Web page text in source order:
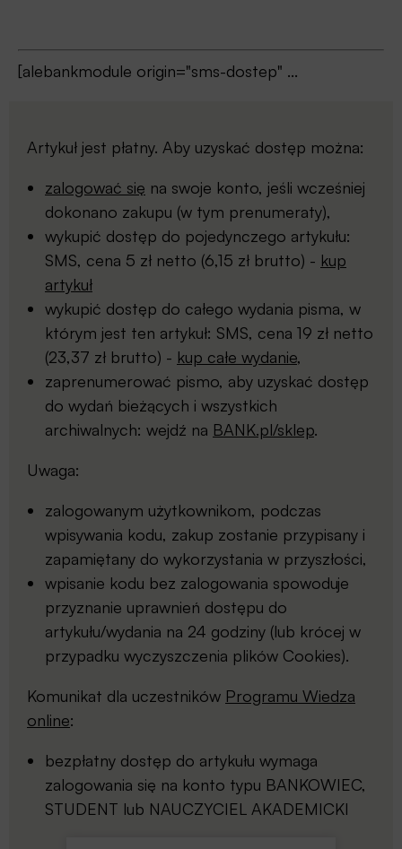
[alebankmodule origin="sms-dostep" ...
Artykuł jest płatny. Aby uzyskać dostęp można:
zalogować się na swoje konto, jeśli wcześniej
dokonano zakupu (w tym prenumeraty),
wykupić dostęp do pojedynczego artykułu:
SMS, cena 5 zł netto (6,15 zł brutto) - kup
artykuł
wykupić dostęp do całego wydania pisma, w
którym jest ten artykuł: SMS, cena 19 zł netto
(23,37 zł brutto) - kup całe wydanie,
zaprenumerować pismo, aby uzyskać dostęp
do wydań bieżących i wszystkich
archiwalnych: wejdź na BANK.pl/sklep.
Uwaga:
zalogowanym użytkownikom, podczas
wpisywania kodu, zakup zostanie przypisany i
zapamiętany do wykorzystania w przyszłości,
wpisanie kodu bez zalogowania spowoduje
przyznanie uprawnień dostępu do
artykułu/wydania na 24 godziny (lub krócej w
przypadku wyczyszczenia plików Cookies).
Komunikat dla uczestników Programu Wiedza
online:
bezpłatny dostęp do artykułu wymaga
zalogowania się na konto typu BANKOWIEC,
STUDENT lub NAUCZYCIEL AKADEMICKI